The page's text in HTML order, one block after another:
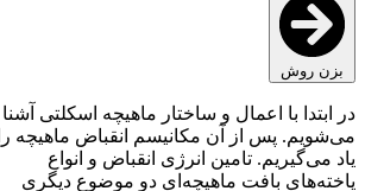
بزن روش
در ابتدا با اعمال و ساختار ماهیچه اسکلتی آشنا
می‌شویم. پس از آن مکانیسم انقباض ماهیچه را
یاد می‌گیریم. تامین انرژی انقباض و انواع
یاخته‌های بافت ماهیچه‌ای دو موضوع دیگری